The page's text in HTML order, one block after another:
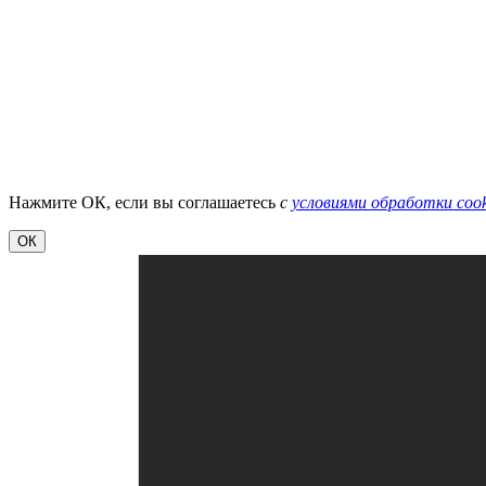
Нажмите ОК, если вы соглашаетесь с условиями обработки
ОК